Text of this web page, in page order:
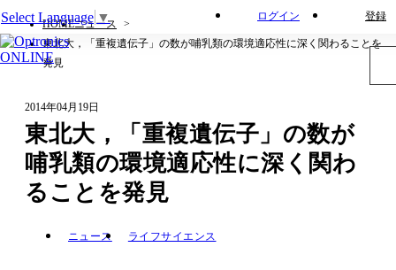
Select Language ▼ ログイン 登録
HOMEニュース
東北大，「重複遺伝子」の数が哺乳類の環境適応性に深く関わることを
発見
2014年04月19日
東北大，「重複遺伝子」の数が
哺乳類の環境適応性に深く関わ
ることを発見
ニュース ライフサイエンス